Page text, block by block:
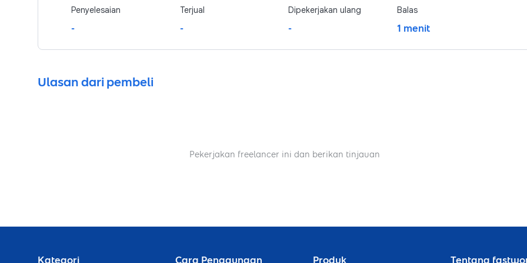
Penyelesaian
-
Terjual
-
Dipekerjakan ulang
-
Balas
1 menit
Ulasan dari pembeli
Pekerjakan freelancer ini dan berikan tinjauan
Kategori Cara Penggunaan Produk Tentang